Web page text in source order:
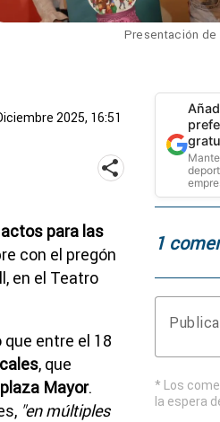
Presentación de
2025, 16:51
para las
con el pregón
en el Teatro
que entre el 18
, que
Mayor.
"en múltiples
1
* Los
la espera